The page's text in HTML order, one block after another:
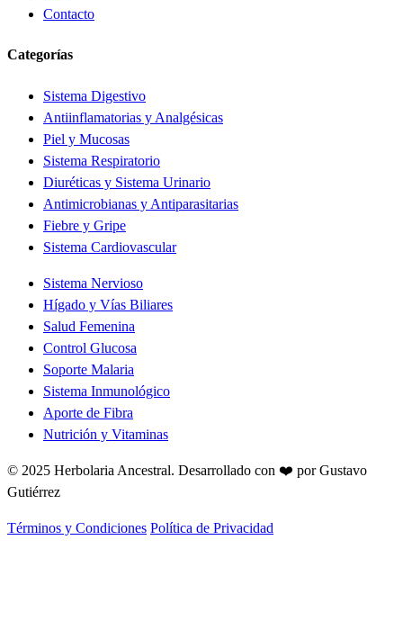
Contacto
Categorías
Sistema Digestivo
Antiinflamatorias y Analgésicas
Piel y Mucosas
Sistema Respiratorio
Diuréticas y Sistema Urinario
Antimicrobianas y Antiparasitarias
Fiebre y Gripe
Sistema Cardiovascular
Sistema Nervioso
Hígado y Vías Biliares
Salud Femenina
Control Glucosa
Soporte Malaria
Sistema Inmunológico
Aporte de Fibra
Nutrición y Vitaminas
© 2025 Herbolaria Ancestral. Desarrollado con ❤️ por Gustavo
Gutiérrez
Términos y Condiciones Política de Privacidad